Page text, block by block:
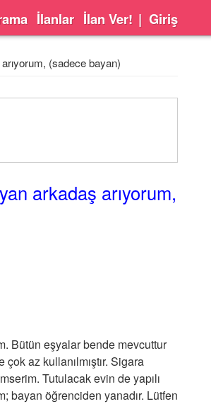
İlanlar İlan Ver! | Giriş
(sadece bayan)
arkadaş arıyorum,
Bütün eşyalar bende mevcuttur
az kullanılmıştır. Sigara
Tutulacak evin de yapılı
bayan öğrenciden yanadır. Lütfen